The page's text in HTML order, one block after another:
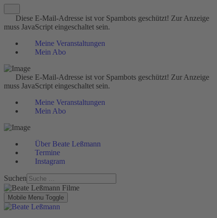
Diese E-Mail-Adresse ist vor Spambots geschützt! Zur Anzeige
muss JavaScript eingeschaltet sein.
Meine Veranstaltungen
Mein Abo
Diese E-Mail-Adresse ist vor Spambots geschützt! Zur Anzeige
muss JavaScript eingeschaltet sein.
Meine Veranstaltungen
Mein Abo
Über Beate Leßmann
Termine
Instagram
Suchen
Mobile Menu Toggle